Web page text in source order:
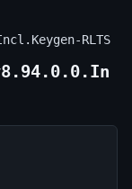
RLTS